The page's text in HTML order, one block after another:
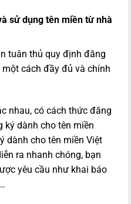
sử dụng tên miền từ nhà
tuân thủ quy định đăng
cách đầy đủ và chính
nhau, có cách thức đăng
ký dành cho tên miền
dành cho tên miền Việt
ra nhanh chóng, bạn
yêu cầu như khai báo